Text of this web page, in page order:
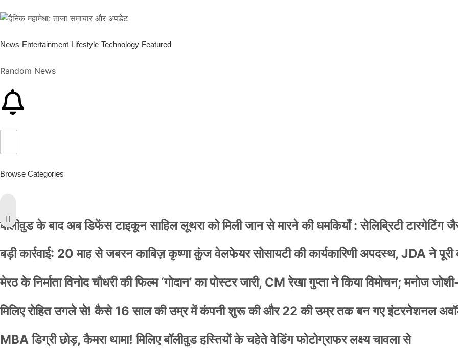
News Entertainment Lifestyle Technology Featured
Random News
Browse Categories
बॉलीवुड के बाद अब डिफेंस टाइकून साहिल लूथरा को मिली जान से मारने की धमकियाँ : सेलिब्रिटी टारगेटिंग
बड़ी कार्रवाई: 20 माह से जबरन काबिज़ कृष्णा कुंज वेलफेयर सोसायटी की कार्यकारिणी अपदस्थ, JDA ने पूरी
मेरठ के निर्माता विनोद चौधरी की फिल्म ‘गोदान’ का पोस्टर जारी, CM रेखा गुप्ता ने किया विमोचन; मनोज
मिलिए रोहित उगले से! कैसे 16 साल की उम्र में कंपनी शुरू की और 22 की उम्र तक बन गए इंटरनेशनल
MBA डिग्री छोड़, कैमरा थामा! मिलिए बॉलीवुड हस्तियों के चहेते वेडिंग फोटोग्राफर लक्ष्य चावला से